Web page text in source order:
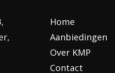
Home
Aanbiedingen
Over KMP
Contact